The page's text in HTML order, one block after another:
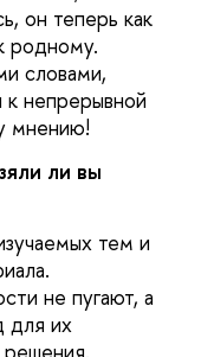
он теперь как
родному.
словами,
непрерывной
мнению!
ли вы
тем и
не пугают, а
для их